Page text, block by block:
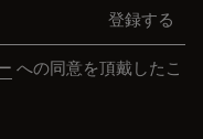
登録する
への同意を頂戴したこ